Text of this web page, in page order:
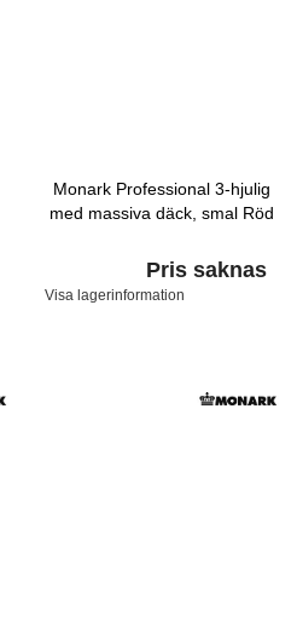
Monark Professional 3-hjulig
med massiva däck, smal Röd
Pris saknas
Visa lagerinformation